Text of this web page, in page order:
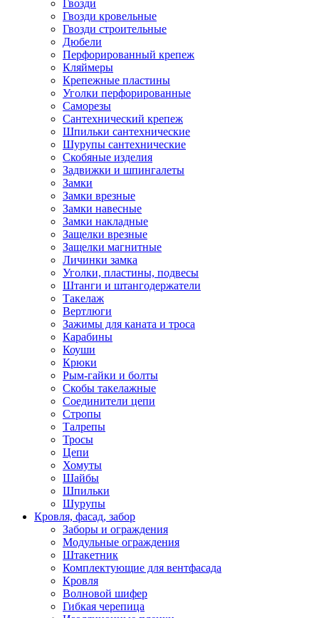
Гвозди
Гвозди кровельные
Гвозди строительные
Дюбели
Перфорированный крепеж
Кляймеры
Крепежные пластины
Уголки перфорированные
Саморезы
Сантехнический крепеж
Шпильки сантехнические
Шурупы сантехнические
Скобяные изделия
Задвижки и шпингалеты
Замки
Замки врезные
Замки навесные
Замки накладные
Защелки врезные
Защелки магнитные
Личинки замка
Уголки, пластины, подвесы
Штанги и штангодержатели
Такелаж
Вертлюги
Зажимы для каната и троса
Карабины
Коуши
Крюки
Рым-гайки и болты
Скобы такелажные
Соединители цепи
Стропы
Талрепы
Тросы
Цепи
Хомуты
Шайбы
Шпильки
Шурупы
Кровля, фасад, забор
Заборы и ограждения
Модульные ограждения
Штакетник
Комплектующие для вентфасада
Кровля
Волновой шифер
Гибкая черепица